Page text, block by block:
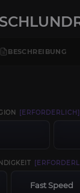
BESCHREIBUNG
[ERFORDERLICH]
Fast Speed